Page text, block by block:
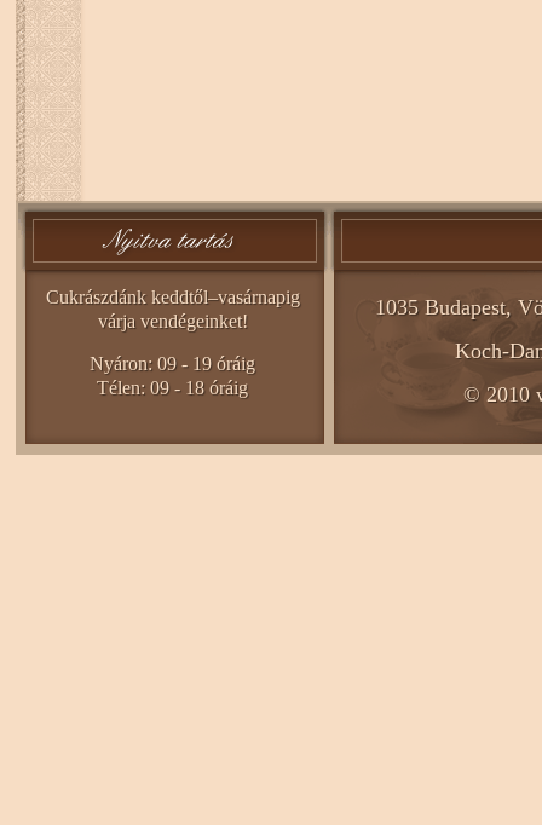
Cukrászdánk keddtől–vasárnapig
várja vendégeinket!
Nyáron: 09 - 19 óráig
Télen: 09 - 18 óráig
1035 Budapest,
Koch-
© 2010